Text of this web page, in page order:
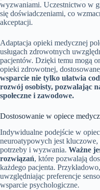
wyzwaniami. Uczestnictwo w
się doświadczeniami, co
akceptacji.
Adaptacja opieki medycznej
usługach zdrowotnych
pacjentów. Dzięki temu mogą
opieki zdrowotnej,
wsparcie nie tylko ułatwia
rozwój osobisty, pozwalając
społeczne i zawodowe.
Dostosowanie w opiece
Indywidualne podejście w
neuroatypowych jest
potrzeby i wyzwania. Ważne
rozwiązań, które pozwalają
każdego pacjenta.
uwzględniając preferencje
wsparcie psychologiczne.